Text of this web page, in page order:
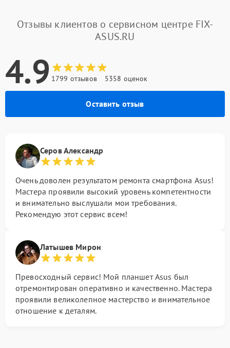
Отзывы клиентов о сервисном центре FIX-
ASUS.RU
4.9 1799 отзывов 5358 оценок
Оставить отзыв
Серов Александр
Очень доволен результатом ремонта смартфона Asus!
Мастера проявили высокий уровень компетентности
и внимательно выслушали мои требования.
Рекомендую этот сервис всем!
Латышев Мирон
Превосходный сервис! Мой планшет Asus был
отремонтирован оперативно и качественно. Мастера
проявили великолепное мастерство и внимательное
отношение к деталям.